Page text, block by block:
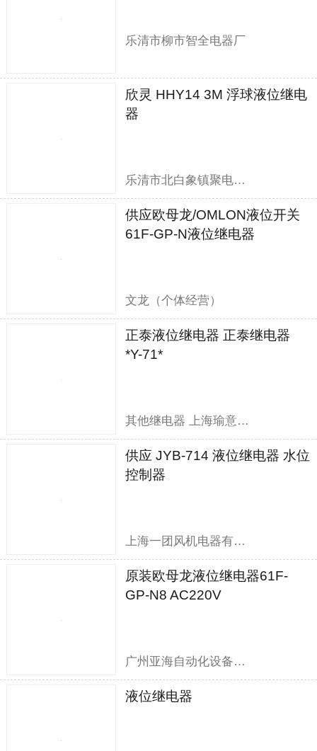
乐清市柳市智全电器厂
欣灵 HHY14 3M 浮球液位继电
器
乐清市北白象镇聚电电器销售部
供应欧母龙/OMLON液位开关
61F-GP-N液位继电器
文龙（个体经营）
正泰液位继电器 正泰继电器
*Y-71*
其他继电器 上海瑜意机电设备有限公司
供应 JYB-714 液位继电器 水位
控制器
上海一团风机电器有限公司
原装欧母龙液位继电器61F-
GP-N8 AC220V
广州亚海自动化设备有限公司
液位继电器